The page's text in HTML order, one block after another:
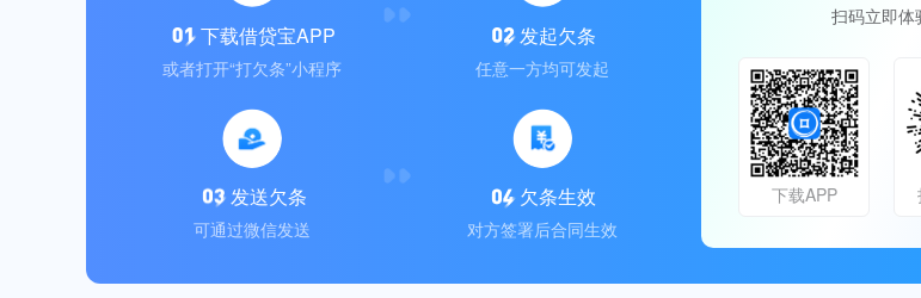
下载借贷宝APP
或者打开“打欠条”小程序
发起欠条
任意一方均可发起
发送欠条
可通过微信发送
欠条生效
对方签署后合同生效
扫码立即体
下载APP